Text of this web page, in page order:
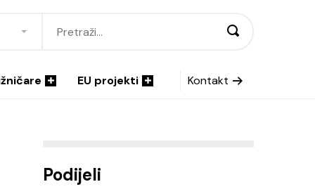
EU projekti Kontakt
Podijeli